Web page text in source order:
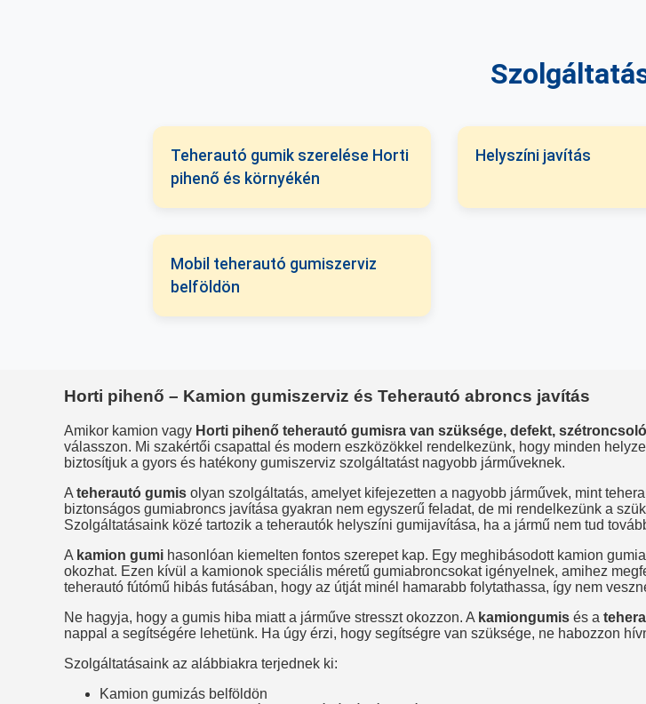
Teherautó gumik szerelése Horti
pihenő és környékén
Helyszíni javítás
Mobil teherautó gumiszerviz
belföldön
Horti pihenő – Kamion gumiszerviz és Teherautó abroncs javítás
Amikor kamion vagy Horti pihenő teherautó gumisra van szüksége, defekt,
válasszon. Mi szakértői csapattal és modern eszközökkel rendelkezünk, hogy minden
biztosítjuk a gyors és hatékony gumiszerviz szolgáltatást nagyobb járműveknek.
A teherautó gumis olyan szolgáltatás, amelyet kifejezetten a nagyobb járművek, mint
biztonságos gumiabroncs javítása gyakran nem egyszerű feladat, de mi rendelkezünk a
Szolgáltatásaink közé tartozik a teherautók helyszíni gumijavítása, ha a jármű nem tud
A kamion gumi hasonlóan kiemelten fontos szerepet kap. Egy meghibásodott kamion
okozhat. Ezen kívül a kamionok speciális méretű gumiabroncsokat igényelnek, amihez
teherautó fútómű hibás futásában, hogy az útját minél hamarabb folytathassa, így nem
Ne hagyja, hogy a gumis hiba miatt a járműve stresszt okozzon. A kamiongumis és a
nappal a segítségére lehetünk. Ha úgy érzi, hogy segítségre van szüksége, ne habozzon
Szolgáltatásaink az alábbiakra terjednek ki:
Kamion gumizás belföldön